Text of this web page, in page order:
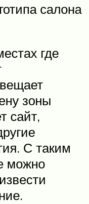
салона
где
зоны
сайт,
С таким
можно